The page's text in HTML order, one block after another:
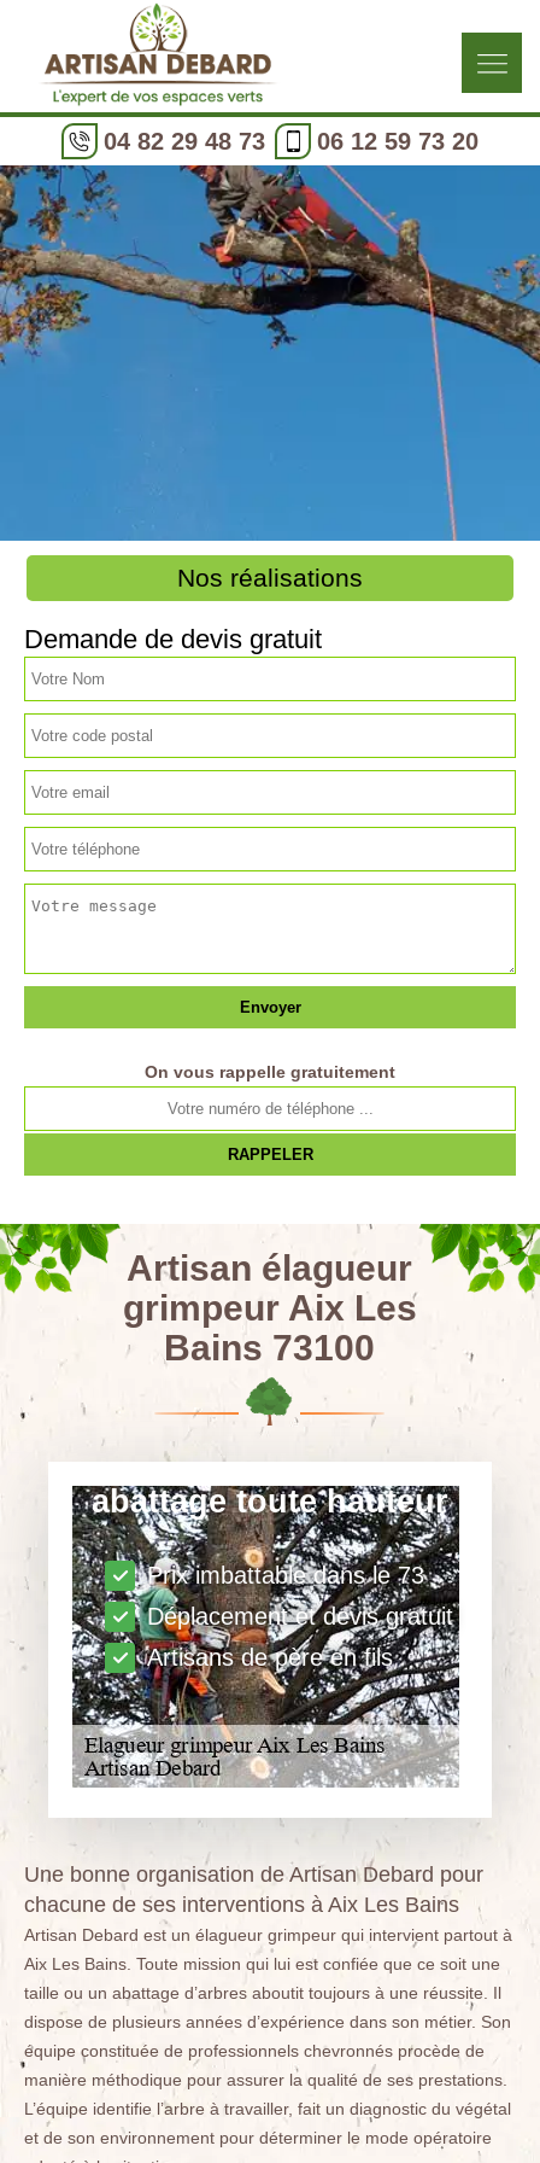
04 82 29 48 73 06 12 59 73 20
abattage toute hauteur
Prix imbattable dans le 73
Déplacement et devis gratuit
Artisans de père en fils
Nos réalisations
Demande de devis gratuit
On vous rappelle gratuitement
Artisan élagueur
grimpeur Aix Les
Bains 73100
Une bonne organisation de Artisan Debard pour
chacune de ses interventions à Aix Les Bains
Artisan Debard est un élagueur grimpeur qui intervient partout à
Aix Les Bains. Toute mission qui lui est confiée que ce soit une
taille ou un abattage d’arbres aboutit toujours à une réussite. Il
dispose de plusieurs années d’expérience dans son métier. Son
équipe constituée de professionnels chevronnés procède de
manière méthodique pour assurer la qualité de ses prestations.
L’équipe identifie l’arbre à travailler, fait un diagnostic du végétal
et de son environnement pour déterminer le mode opératoire